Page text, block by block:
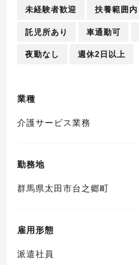
未経験者歓迎 扶養範囲内
託児所あり 車通勤可
夜勤なし 週休2日以上
業種
介護サービス業務
勤務地
群馬県太田市台之郷町
雇用形態
派遣社員